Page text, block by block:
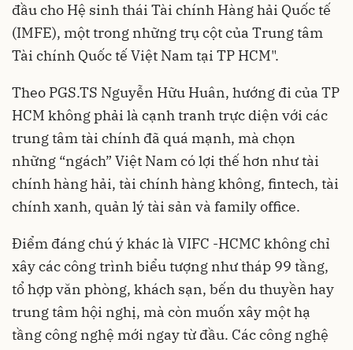
đầu cho Hệ sinh thái Tài chính Hàng hải Quốc tế
(IMFE), một trong những trụ cột của Trung tâm
Tài chính Quốc tế Việt Nam tại TP HCM".
Theo PGS.TS Nguyễn Hữu Huân, hướng đi của TP
HCM không phải là cạnh tranh trực diện với các
trung tâm tài chính đã quá mạnh, mà chọn
những “ngách” Việt Nam có lợi thế hơn như tài
chính hàng hải, tài chính hàng không, fintech, tài
chính xanh, quản lý tài sản và family office.
Điểm đáng chú ý khác là VIFC -HCMC không chỉ
xây các công trình biểu tượng như tháp 99 tầng,
tổ hợp văn phòng, khách sạn, bến du thuyền hay
trung tâm hội nghị, mà còn muốn xây một hạ
tầng công nghệ mới ngay từ đầu. Các công nghệ